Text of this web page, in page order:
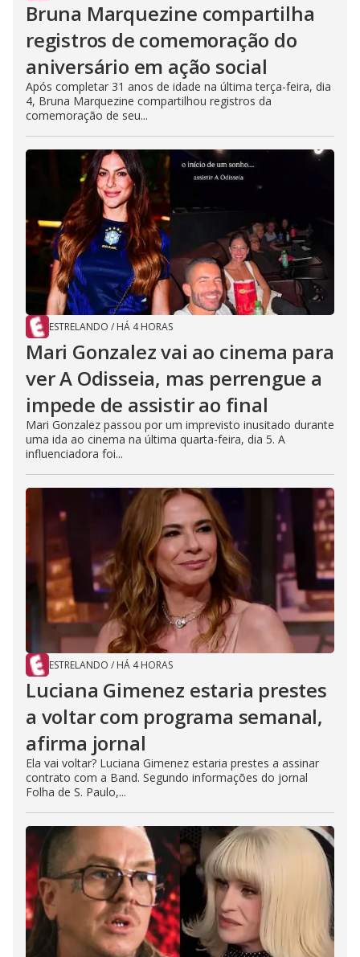
Bruna Marquezine compartilha
registros de comemoração do
aniversário em ação social
Após completar 31 anos de idade na última terça-feira, dia
4, Bruna Marquezine compartilhou registros da
comemoração de seu...
ESTRELANDO / HÁ 4 HORAS
Mari Gonzalez vai ao cinema para
ver A Odisseia, mas perrengue a
impede de assistir ao final
Mari Gonzalez passou por um imprevisto inusitado durante
uma ida ao cinema na última quarta-feira, dia 5. A
influenciadora foi...
ESTRELANDO / HÁ 4 HORAS
Luciana Gimenez estaria prestes
a voltar com programa semanal,
afirma jornal
Ela vai voltar? Luciana Gimenez estaria prestes a assinar
contrato com a Band. Segundo informações do jornal
Folha de S. Paulo,...